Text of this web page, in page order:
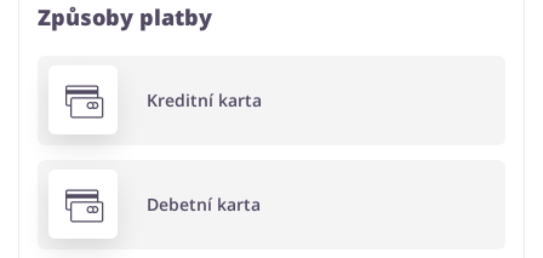
Způsoby platby
Kreditní karta
Debetní karta